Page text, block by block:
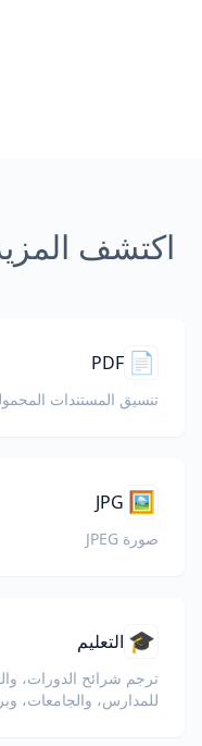
اكتشف
📄
PDF
تنسيق المستندات
🖼️
JPG
صورة JPEG
🎓 التعليم
ترجم شرائح الدورات،
للمدارس، والجامعات،